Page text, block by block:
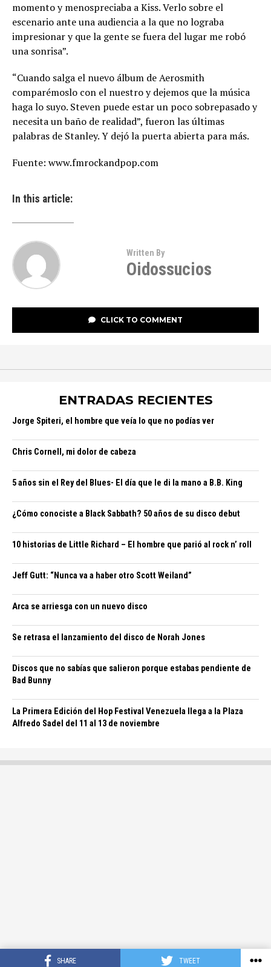
SHARE TWEET
momento y menospreciaba a Kiss. Verlo sobre el
escenario ante una audiencia a la que no lograba
impresionar y que la gente se fuera del lugar me robó
una sonrisa”.
“Cuando salga el nuevo álbum de Aerosmith
comparémoslo con el nuestro y dejemos que la música
haga lo suyo. Steven puede estar un poco sobrepasado y
necesita un baño de realidad”, fueron las últimas
palabras de Stanley. Y dejó la puerta abierta para más.
Fuente: www.fmrockandpop.com
In this article:
Written By
Oidossucios
CLICK TO COMMENT
ENTRADAS RECIENTES
Jorge Spiteri, el hombre que veía lo que no podías ver
Chris Cornell, mi dolor de cabeza
5 años sin el Rey del Blues- El día que le di la mano a B.B. King
¿Cómo conociste a Black Sabbath? 50 años de su disco debut
10 historias de Little Richard – El hombre que parió al rock n’ roll
Jeff Gutt: “Nunca va a haber otro Scott Weiland”
Arca se arriesga con un nuevo disco
Se retrasa el lanzamiento del disco de Norah Jones
Discos que no sabías que salieron porque estabas pendiente de
Bad Bunny
La Primera Edición del Hop Festival Venezuela llega a la Plaza
Alfredo Sadel del 11 al 13 de noviembre